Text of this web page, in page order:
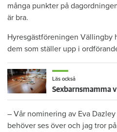
många punkter på
är bra.
Hyresgästföreningen Vällingby
dem som ställer upp i
Läs också
– Vår nominering av Eva
behöver ses över och jag tror